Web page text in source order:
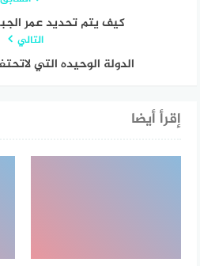
كيف يتم تحديد عمر
التالي
الدولة الوحيده التي
إقرأ أيضا